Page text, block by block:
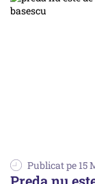
Publicat pe 15